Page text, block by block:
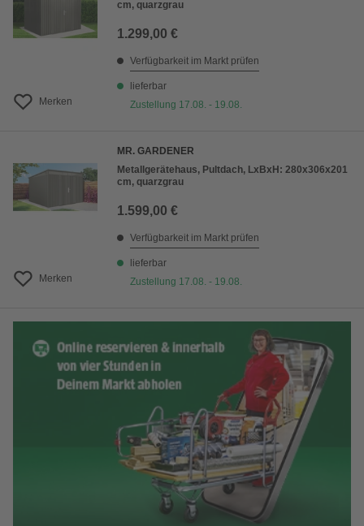
Merken
cm, quarzgrau
1.299,00 €
Verfügbarkeit im Markt prüfen
lieferbar
Zustellung 17.08. - 19.08.
Merken
MR. GARDENER
Metallgerätehaus, Pultdach, LxBxH: 280x306x201
cm, quarzgrau
1.599,00 €
Verfügbarkeit im Markt prüfen
lieferbar
Zustellung 17.08. - 19.08.